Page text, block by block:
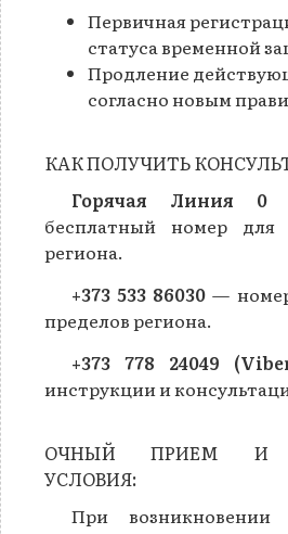
Первичная
статуса временной
Продление
согласно новым
КАК ПОЛУЧИТЬ
Горячая Линия 0
бесплатный номер для
региона.
+373 533 86030 —
пределов региона.
+373 778 24049
инструкции и
ОЧНЫЙ ПРИЕМ И
УСЛОВИЯ:
При возникновении